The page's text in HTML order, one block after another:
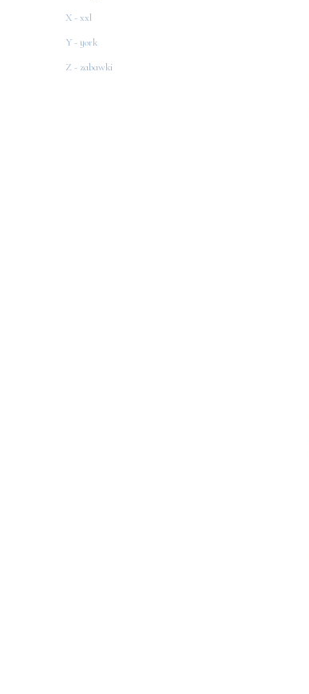
X - xxl
Y - york
Z - zabawki